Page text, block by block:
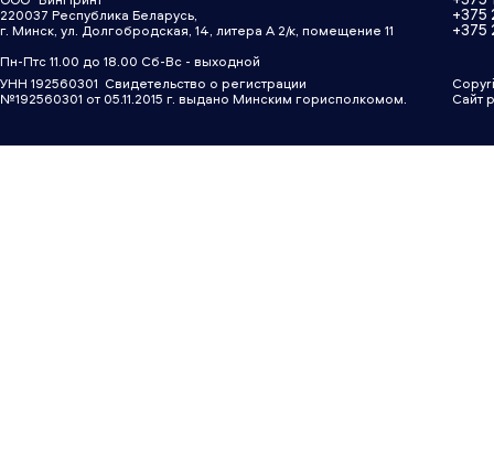
УНН 192560301 Свидетельство о регистрации
№192560301 от 05.11.2015 г. выдано Минским горисполкомом.
220037 Республика Беларусь,
г. Минск, ул. Долгобродская, 14, литера А 2/к, помещение 11
Пн-Птс 11.00 до 18.00 Сб-Вс - выходной
+375
+375
Сайт